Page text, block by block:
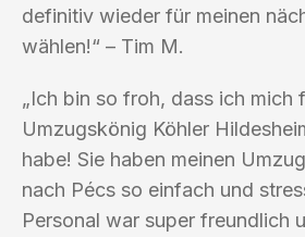
definitiv wieder für meinen
wählen!“ – Tim M.
„Ich bin so froh, dass ich mich
Umzugskönig Köhler
habe! Sie haben meinen
nach Pécs so einfach und
Personal war super freundlich